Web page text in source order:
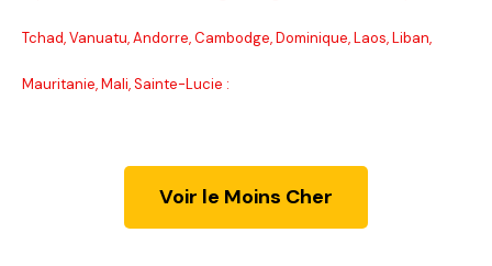
Tchad, Vanuatu, Andorre, Cambodge, Dominique, Laos, Liban,
Mauritanie, Mali, Sainte-Lucie :
Voir le Moins Cher